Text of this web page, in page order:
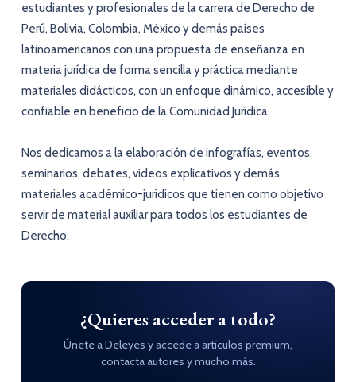
estudiantes y profesionales de la carrera de Derecho de
Perú, Bolivia, Colombia, México y demás países
latinoamericanos con una propuesta de enseñanza en
materia jurídica de forma sencilla y práctica mediante
materiales didácticos, con un enfoque dinámico, accesible y
confiable en beneficio de la Comunidad Jurídica.
Nos dedicamos a la elaboración de infografías, eventos,
seminarios, debates, videos explicativos y demás
materiales académico-jurídicos que tienen como objetivo
servir de material auxiliar para todos los estudiantes de
Derecho.
¿Quieres acceder a todo?
Únete a Deleyes y accede a artículos premium,
contacta autores y mucho más.